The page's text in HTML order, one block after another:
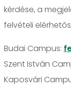
kérdése, a
felvételi
Budai Campus:
Szent István
Kaposvári